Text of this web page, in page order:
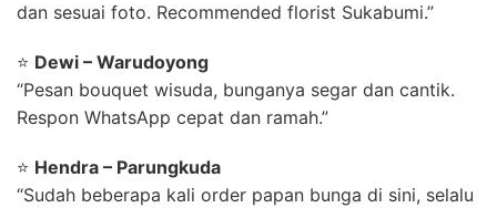
dan sesuai foto. Recommended florist Sukabumi.”
⭐ Dewi – Warudoyong
“Pesan bouquet wisuda, bunganya segar dan cantik.
Respon WhatsApp cepat dan ramah.”
⭐ Hendra – Parungkuda
“Sudah beberapa kali order papan bunga di sini, selalu